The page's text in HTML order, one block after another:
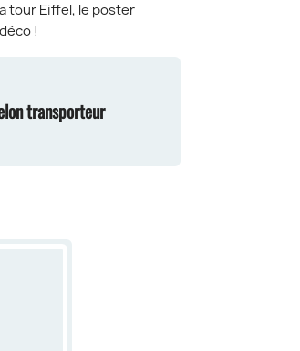
tour Eiffel, le poster
!
transporteur